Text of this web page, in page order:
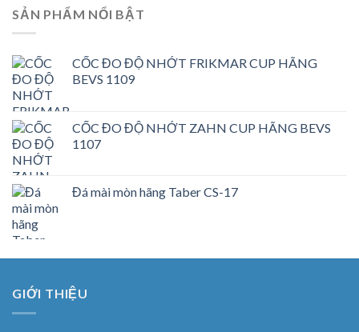
SẢN PHẨM NỔI BẬT
CỐC ĐO ĐỘ NHỚT FRIKMAR CUP HÃNG
BEVS 1109
CỐC ĐO ĐỘ NHỚT ZAHN CUP HÃNG BEVS
1107
Đá mài mòn hãng Taber CS-17
GIỚI THIỆU